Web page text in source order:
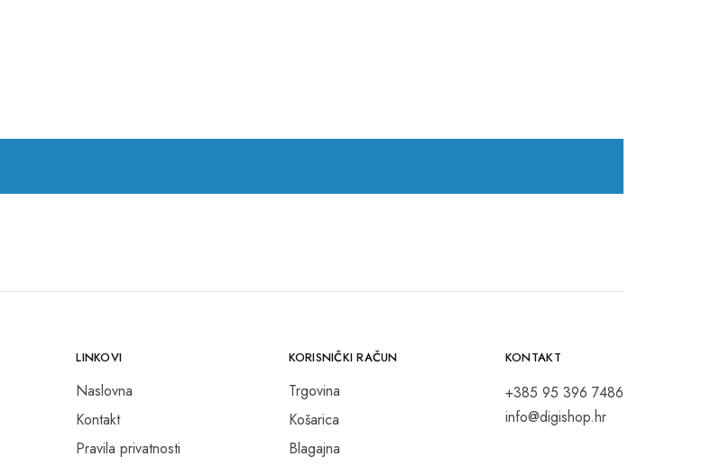
LINKOVI
Naslovna
Kontakt
Pravila privatnosti
KORISNIČKI RAČUN
Trgovina
Košarica
Blagajna
KONTAKT
+385 95 396 7486
info@digishop.hr